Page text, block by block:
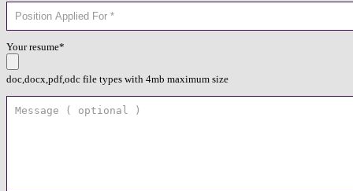
Your resume*
doc,docx,pdf,odc file types with 4mb maximum size